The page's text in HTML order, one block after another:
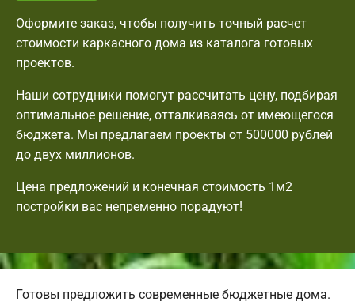
Оформите заказ, чтобы получить точный расчет
стоимости каркасного дома из каталога готовых
проектов.
Наши сотрудники помогут рассчитать цену, подбирая
оптимальное решение, отталкиваясь от имеющегося
бюджета. Мы предлагаем проекты от 500000 рублей
до двух миллионов.
Цена предложений и конечная стоимость 1м2
постройки вас непременно порадуют!
Готовы предложить современные бюджетные дома.